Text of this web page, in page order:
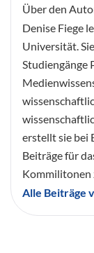
Über den
Denise Fiege
Universität.
Studiengänge
erstellt sie bei
Beiträge für
Kommilitonen
Alle Beiträge